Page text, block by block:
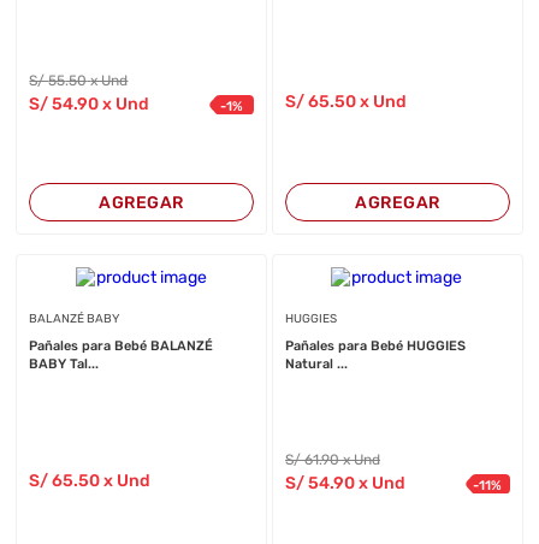
S/55.50 x Und
S/54.90 x Und -1%
AGREGAR
S/65.50x Und
AGREGAR
BALANZÉ BABY
Pañales para Bebé BALANZÉ
BABY Tal...
S/65.50 x Und
HUGGIES
Pañales para Bebé HUGGIES
Natural ...
S/61.90 x Und
S/54.90x Und -11%